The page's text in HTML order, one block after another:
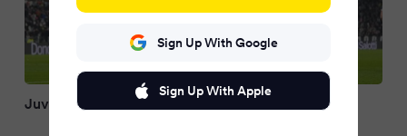
Juve unter Spalletti weiter auf Kurs
Sign Up With Google
Sign Up With Apple